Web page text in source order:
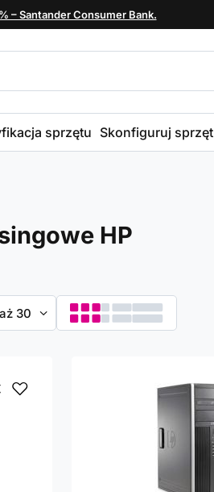
– Santander Consumer Bank.
sprzętu Skonfiguruj sprzęt
HP
ilość wyświetlanych produktów
30